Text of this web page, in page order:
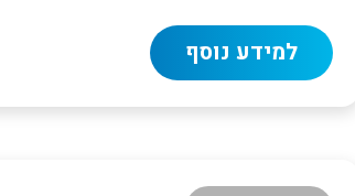
למידע נוסף